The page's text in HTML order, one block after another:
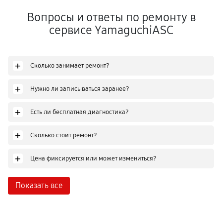
Вопросы и ответы по ремонту в
сервисе YamaguchiASC
+ Сколько занимает ремонт?
+ Нужно ли записываться заранее?
+ Есть ли бесплатная диагностика?
+ Сколько стоит ремонт?
+ Цена фиксируется или может измениться?
Показать все